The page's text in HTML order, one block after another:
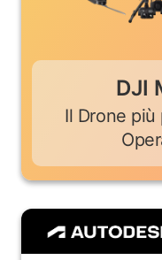
DJI
Il Drone